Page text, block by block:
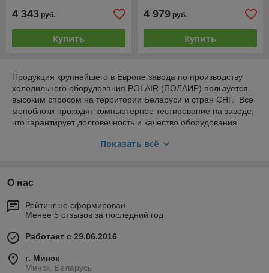
4 343 руб.
Купить
4 979 руб.
Купить
Продукция крупнейшего в Европе завода по производству
холодильного оборудования POLAIR (ПОЛАИР) пользуется
высоким спросом на территории Беларуси и стран СНГ. Все
моноблоки проходят компьютерное тестирование на заводе,
что гарантирует долговечность и качество оборудования.
технологии и дополнительные опции делает продукцию
Показать всё
О нас
Рейтинг не сформирован
Менее 5 отзывов за последний год
Работает с 29.06.2016
г. Минск
Минск, Беларусь